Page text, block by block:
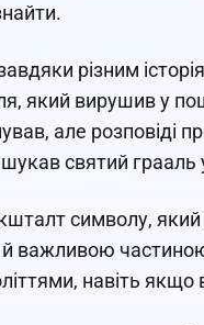
різним
який вирушив у
але
святий
символу, який
й важливою
навіть якщо